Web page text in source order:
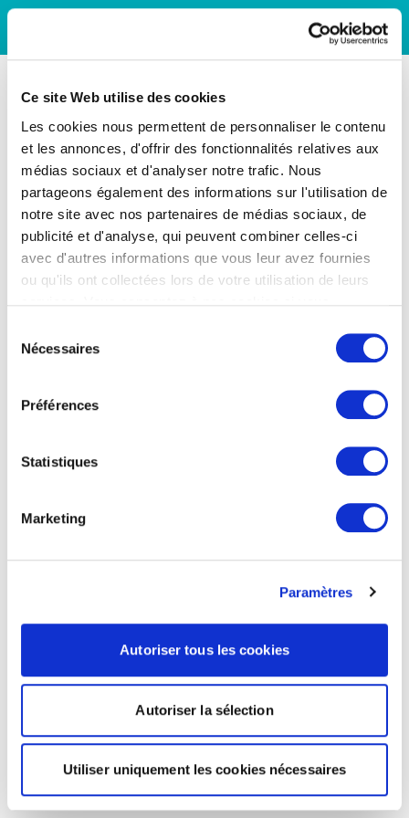
Ce site Web utilise des cookies
Les cookies nous permettent de personnaliser le contenu
et les annonces, d'offrir des fonctionnalités relatives aux
médias sociaux et d'analyser notre trafic. Nous
partageons également des informations sur l'utilisation de
notre site avec nos partenaires de médias sociaux, de
publicité et d'analyse, qui peuvent combiner celles-ci
avec d'autres informations que vous leur avez fournies
ou qu'ils ont collectées lors de votre utilisation de leurs
Nécessaires
Préférences
Statistiques
Marketing
Paramètres
Autoriser tous les cookies
Autoriser la sélection
Utiliser uniquement les cookies nécessaires